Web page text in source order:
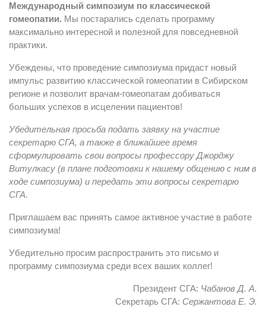
Международный симпозиум по классической
гомеопатии. Мы постарались сделать программу
максимально интересной и полезной для повседневной
практики.
Убеждены, что проведение симпозиума придаст новый
импульс развитию классической гомеопатии в Сибирском
регионе и позволит врачам-гомеопатам добиваться
больших успехов в исцелении пациентов!
Убедительная просьба подать заявку на участие
секретарю СГА, а также в ближайшее время
сформулировать свои вопросы профессору Джорджу
Витулкасу (в плане подготовки к нашему общению с ним в
ходе симпозиума) и передать эти вопросы секретарю
СГА.
Приглашаем вас принять самое активное участие в работе
симпозиума!
Убедительно просим распространить это письмо и
программу симпозиума среди всех ваших коллег!
Президент СГА: Чабанов Д. А.
Секретарь СГА: Сержантова Е. Э.